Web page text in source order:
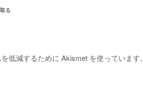
る
低減するために Akismet を使っています。